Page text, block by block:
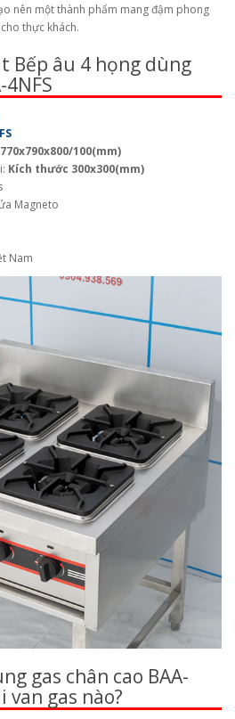
nên một thành phẩm mang đậm phong
thực khách.
Bếp âu 4 họng dùng
4NFS
770x790x800/100(mm)
Kích thước 300x300(mm)
Magneto
Nam
gas chân cao BAA-
van gas nào?